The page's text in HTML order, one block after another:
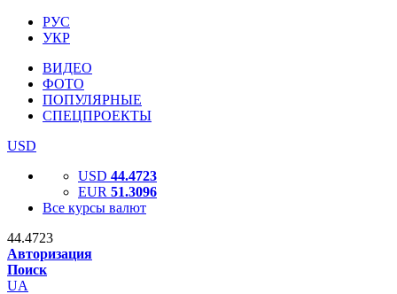
РУС
УКР
ВИДЕО
ФОТО
ПОПУЛЯРНЫЕ
СПЕЦПРОЕКТЫ
USD
USD 44.4723
EUR 51.3096
Все курсы валют
44.4723
Авторизация
Поиск
UA